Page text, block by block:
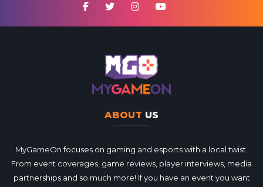
ABOUT US
MyGameOn focuses on gaming and esports with a local twist.
From event coverages, game reviews, player interviews, media
partnerships and so much more! If you have an event you want